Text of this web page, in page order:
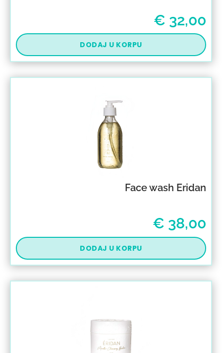
€ 32,00
DODAJ U KORPU
Face wash Eridan
€ 38,00
DODAJ U KORPU